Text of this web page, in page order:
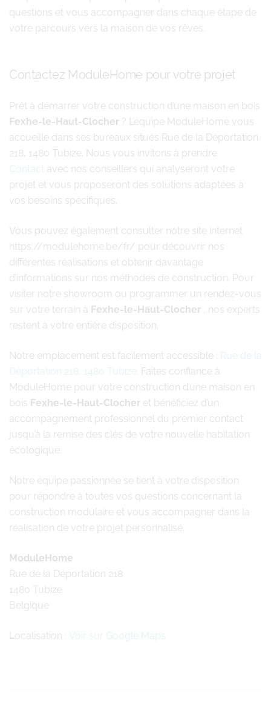
questions et vous accompagner dans chaque étape de
votre parcours vers la maison de vos rêves.
Contactez ModuleHome pour votre projet
Prêt à démarrer votre construction d’une maison en bois
Fexhe-le-Haut-Clocher ? L’équipe ModuleHome vous
accueille dans ses bureaux situés Rue de la Déportation
218, 1480 Tubize. Nous vous invitons à prendre
Contact avec nos conseillers qui analyseront votre
projet et vous proposeront des solutions adaptées à
vos besoins spécifiques.
Vous pouvez également consulter notre site internet
https://modulehome.be/fr/ pour découvrir nos
différentes réalisations et obtenir davantage
d’informations sur nos méthodes de construction. Pour
visiter notre showroom ou programmer un rendez-vous
sur votre terrain à Fexhe-le-Haut-Clocher , nos experts
restent à votre entière disposition.
Notre emplacement est facilement accessible : Rue de la
Déportation 218, 1480 Tubize. Faites confiance à
ModuleHome pour votre construction d’une maison en
bois Fexhe-le-Haut-Clocher et bénéficiez d’un
accompagnement professionnel du premier contact
jusqu’à la remise des clés de votre nouvelle habitation
écologique.
Notre équipe passionnée se tient à votre disposition
pour répondre à toutes vos questions concernant la
construction modulaire et vous accompagner dans la
réalisation de votre projet personnalisé.
ModuleHome
Rue de la Déportation 218
1480 Tubize
Belgique
Localisation : Voir sur Google Maps